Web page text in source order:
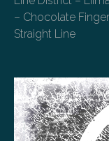
– Chocolate
Straight Line